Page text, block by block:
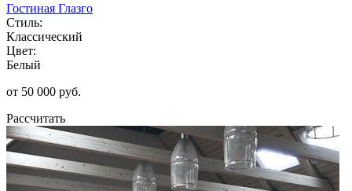
Гостиная Глазго
Стиль:
Классический
Цвет:
Белый
от 50 000 руб.
Рассчитать